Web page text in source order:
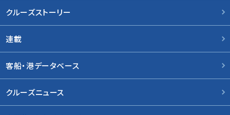
クルーズストーリー
連載
客船・港データベース
クルーズニュース